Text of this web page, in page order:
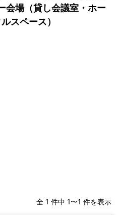
会場（貸し会議室・ホー
スペース）
全 1 件中 1〜1 件を表示